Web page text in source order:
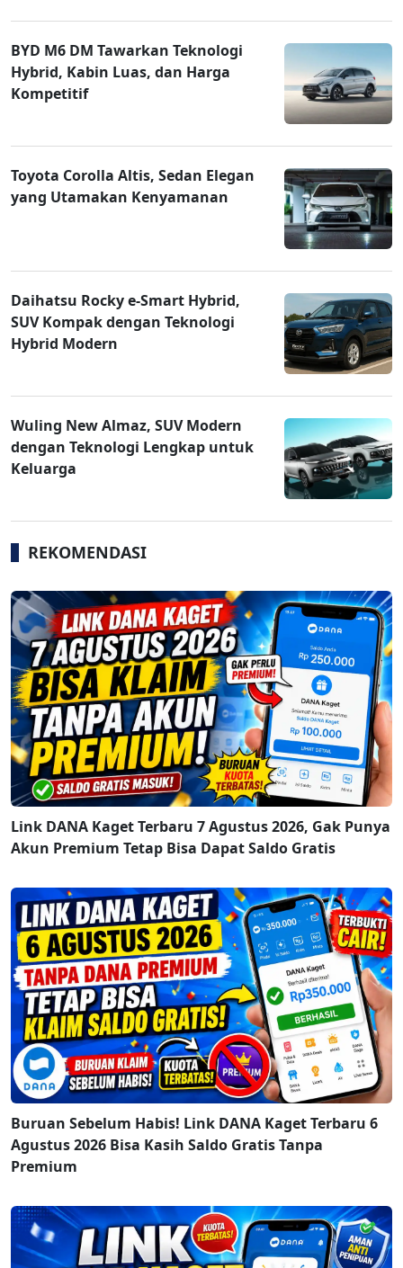
BYD M6 DM Tawarkan Teknologi
Hybrid, Kabin Luas, dan Harga
Kompetitif
Toyota Corolla Altis, Sedan Elegan
yang Utamakan Kenyamanan
Daihatsu Rocky e-Smart Hybrid,
SUV Kompak dengan Teknologi
Hybrid Modern
Wuling New Almaz, SUV Modern
dengan Teknologi Lengkap untuk
Keluarga
REKOMENDASI
Link DANA Kaget Terbaru 7 Agustus 2026, Gak Punya
Akun Premium Tetap Bisa Dapat Saldo Gratis
Buruan Sebelum Habis! Link DANA Kaget Terbaru 6
Agustus 2026 Bisa Kasih Saldo Gratis Tanpa
Premium